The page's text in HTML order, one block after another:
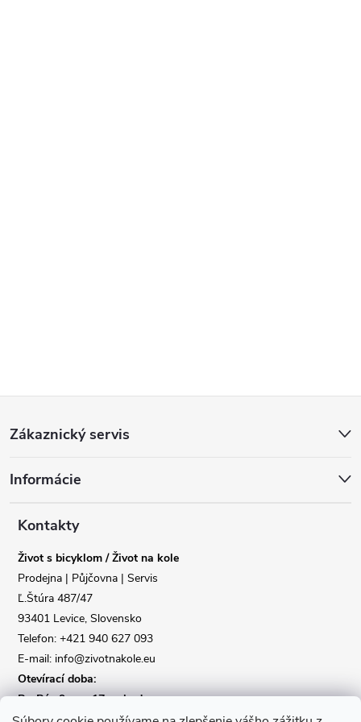
p
Zákaznický servis
Informácie
Kontakty
Život s bicyklom / Život na kole
Prodejna | Půjčovna | Servis
Ľ.Štúra 487/47
93401 Levice, Slovensko
Telefon: +421 940 627 093
E-mail: info@zivotnakole.eu
Otevírací doba:
Po-Pá : 9,oo - 17,oo hod
Reklamace